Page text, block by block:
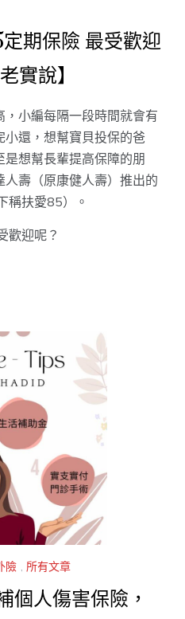
期保險 最受歡迎
實說】
小編每隔一段時間就會有
還，想幫寶貝投保的爸
想幫長輩提高保障的朋
壽（原康健人壽）推出的
稱扶愛85）。
歡迎呢？
險 , 所有文章
個人傷害保險，